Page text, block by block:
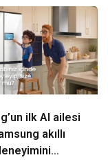
ilk AI ailesi
akıllı